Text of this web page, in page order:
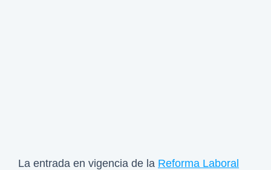
La entrada en vigencia de la Reforma Laboral